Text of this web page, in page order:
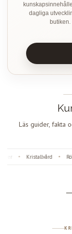
dagliga
butiken.
Läs guider, fakta
Kristallvård